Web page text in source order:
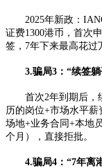
2025年新政：IANG
证费1300港币，首次
签，7年下来最高花过
3.骗局3：“续签躺
首次2年到期后，续
历的岗位+市场水平
场地+业务合同+本地
个月），直接拒批。
4.骗局4：“7年离